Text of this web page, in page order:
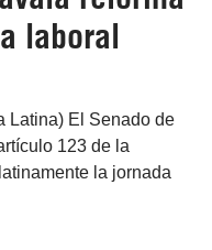
laboral
Latina) El Senado de
123 de la
la jornada